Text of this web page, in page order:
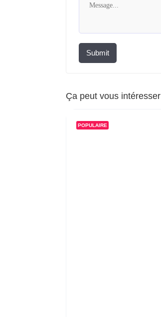
Submit
Ça peut vous intéresser
POPULAIRE